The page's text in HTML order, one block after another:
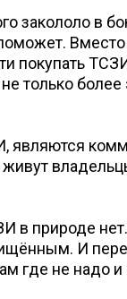
закололо в
только
в природе
И
где не надо